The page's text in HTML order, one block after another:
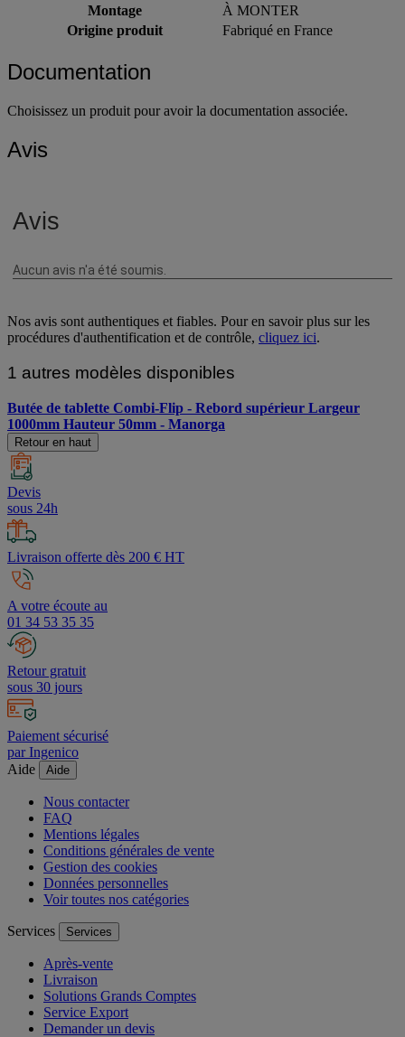
Montage
À MONTER
Origine produit
Fabriqué en France
Documentation
Choisissez un produit pour avoir la documentation associée.
Avis
Nos avis sont authentiques et fiables. Pour en savoir plus sur les
procédures d'authentification et de contrôle, cliquez ici.
1 autres modèles disponibles
Butée de tablette Combi-Flip - Rebord supérieur Largeur
1000mm Hauteur 50mm - Manorga
Retour en haut
Devis
sous 24h
Livraison offerte dès 200 € HT
A votre écoute au
01 34 53 35 35
Retour gratuit
sous 30 jours
Paiement sécurisé
par Ingenico
Aide
Aide
Nous contacter
FAQ
Mentions légales
Conditions générales de vente
Gestion des cookies
Données personnelles
Voir toutes nos catégories
Services Services
Après-vente
Livraison
Solutions Grands Comptes
Service Export
Demander un devis